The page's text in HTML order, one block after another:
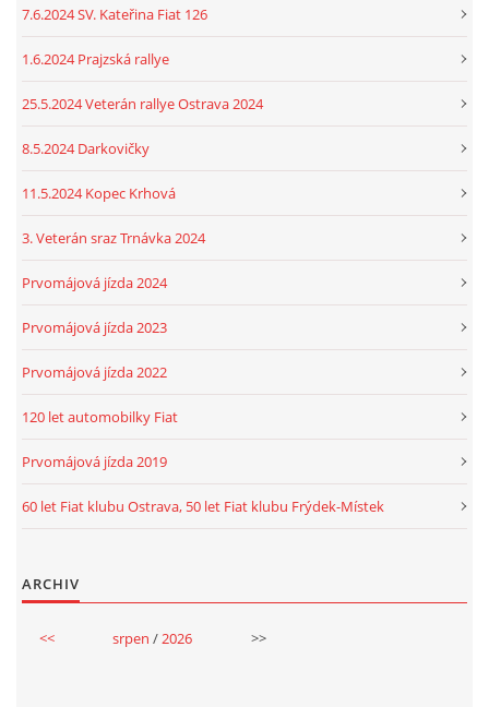
7.6.2024 SV. Kateřina Fiat 126
1.6.2024 Prajzská rallye
25.5.2024 Veterán rallye Ostrava 2024
8.5.2024 Darkovičky
11.5.2024 Kopec Krhová
3. Veterán sraz Trnávka 2024
Prvomájová jízda 2024
Prvomájová jízda 2023
Prvomájová jízda 2022
120 let automobilky Fiat
Prvomájová jízda 2019
60 let Fiat klubu Ostrava, 50 let Fiat klubu Frýdek-Místek
ARCHIV
<< srpen / 2026 >>